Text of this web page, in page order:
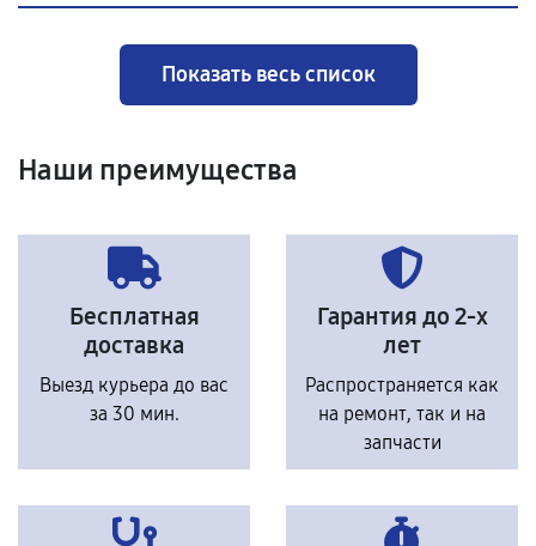
Показать весь список
Наши преимущества
Бесплатная
доставка
Выезд курьера до вас
за 30 мин.
Гарантия до 2-х
лет
Распространяется как
на ремонт, так и на
запчасти